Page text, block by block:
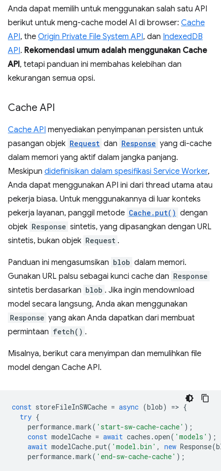
Anda dapat memilih untuk menggunakan salah satu API
berikut untuk meng-cache model AI di browser: Cache
API, the Origin Private File System API, dan IndexedDB
API. Rekomendasi umum adalah menggunakan Cache
API, tetapi panduan ini membahas kelebihan dan
kekurangan semua opsi.
Cache API
Cache API menyediakan penyimpanan persisten untuk
pasangan objek Request dan Response yang di-cache
dalam memori yang aktif dalam jangka panjang.
Meskipun didefinisikan dalam spesifikasi Service Worker,
Anda dapat menggunakan API ini dari thread utama atau
pekerja biasa. Untuk menggunakannya di luar konteks
pekerja layanan, panggil metode Cache.put() dengan
objek Response sintetis, yang dipasangkan dengan URL
sintetis, bukan objek Request .
Panduan ini mengasumsikan blob dalam memori.
Gunakan URL palsu sebagai kunci cache dan Response
sintetis berdasarkan blob . Jika ingin mendownload
model secara langsung, Anda akan menggunakan
Response yang akan Anda dapatkan dari membuat
permintaan fetch() .
Misalnya, berikut cara menyimpan dan memulihkan file
model dengan Cache API.
const storeFileInSWCache = async (blob) => {
try {
performance.mark( 'start-sw-cache-cache' );
const modelCache = await caches .open( 'models' );
await modelCache.put( 'model.bin' , new Response(
performance.mark( 'end-sw-cache-cache' );